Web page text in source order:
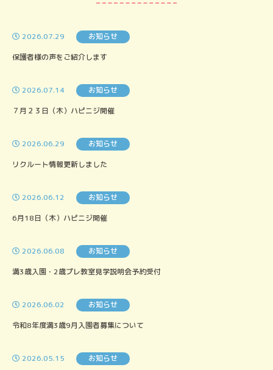
2026.07.29
お知らせ
保護者様の声をご紹介します
2026.07.14
お知らせ
７月２３日（木）ハピニジ開催
2026.06.29
お知らせ
リクルート情報更新しました
2026.06.12
お知らせ
6月18日（木）ハピニジ開催
2026.06.08
お知らせ
満3歳入園・2歳プレ教室見学説明会予約受付
2026.06.02
お知らせ
令和8年度満3歳9月入園者募集について
2026.05.15
お知らせ